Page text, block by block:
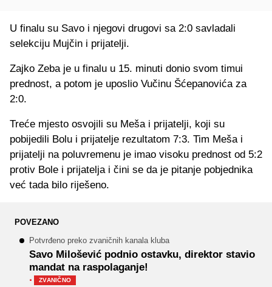
U finalu su Savo i njegovi drugovi sa 2:0 savladali
selekciju Mujčin i prijatelji.
Zajko Zeba je u finalu u 15. minuti donio svom timui
prednost, a potom je uposlio Vučinu Šćepanovića za
2:0.
Treće mjesto osvojili su Meša i prijatelji, koji su
pobijedili Bolu i prijatelje rezultatom 7:3. Tim Meša i
prijatelji na poluvremenu je imao visoku prednost od 5:2
protiv Bole i prijatelja i čini se da je pitanje pobjednika
već tada bilo riješeno.
POVEZANO
Potvrđeno preko zvaničnih kanala kluba
Savo Milošević podnio ostavku, direktor stavio
mandat na raspolaganje!
· ZVANIČNO